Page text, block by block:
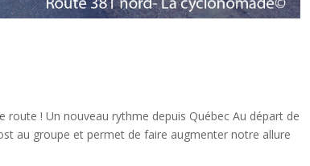
route ! Un nouveau rythme depuis Québec Au départ de
au groupe et permet de faire augmenter notre allure